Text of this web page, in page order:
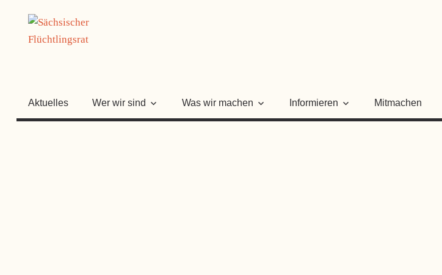
springen
Aktuelles Wer wir sind Was wir machen Informieren Mitmachen